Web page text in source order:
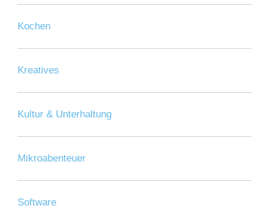
Kochen
Kreatives
Kultur & Unterhaltung
Mikroabenteuer
Software